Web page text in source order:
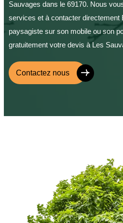
Sauvages dans le 69170. Nous
services et à contacter directement
paysagiste sur son mobile ou son
gratuitement votre devis à Les
Contactez nous